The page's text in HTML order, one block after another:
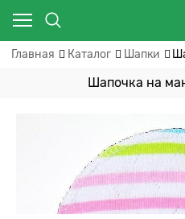
Главная Каталог Шапки
Шапочка на